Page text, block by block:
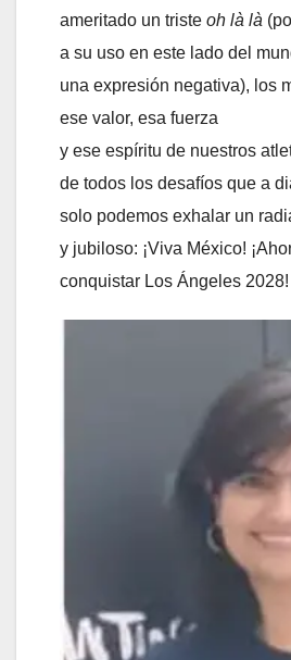
ameritado un triste oh là là
a su uso en este lado del
una expresión negativa), los
ese valor, esa fuerza
y ese espíritu de nuestros
de todos los desafíos que a
solo podemos exhalar un
y jubiloso: ¡Viva México!
conquistar Los Ángeles 2028!